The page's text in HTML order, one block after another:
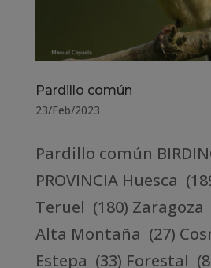
Pardillo común
23/Feb/2023
Pardillo común
PROVINCIA Huesca
Teruel (180)
Alta Montaña (27)
Estepa (33) Forestal